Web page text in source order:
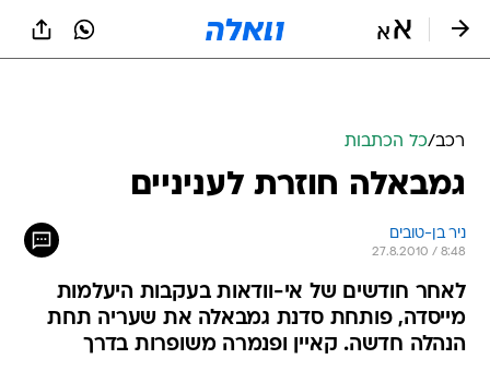
רכב/כל הכתבות
גמבאלה חוזרת לעניניים
ניר בן-טובים
27.8.2010 / 8:48
לאחר חודשים של אי-וודאות בעקבות היעלמות
מייסדה, פותחת סדנת גמבאלה את שעריה תחת
הנהלה חדשה. קאיין ופנמרה משופרות בדרך